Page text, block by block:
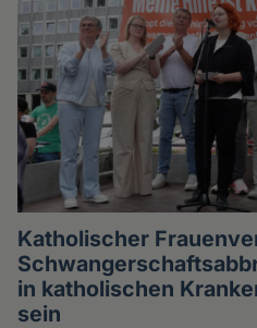
Katholischer
in katholischen
sein